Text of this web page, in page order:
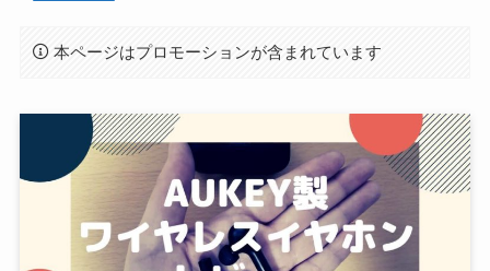
本ページはプロモーションが含まれています